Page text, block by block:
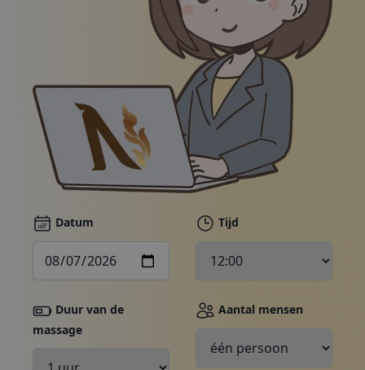
Online winkel
Bel ons
Bonnen
Boeken, contact opnemen
Datum Tijd
Duur van de
massage
Aantal mensen